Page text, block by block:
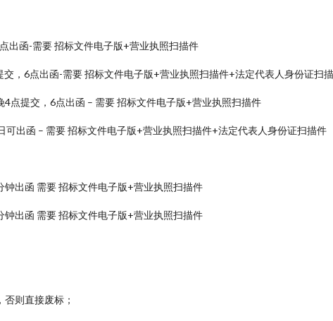
出函-需要 招标文件电子版+营业执照扫描件
，6点出函-需要 招标文件电子版+营业执照扫描件+法定代表人身份证扫
点提交，6点出函 – 需要 招标文件电子版+营业执照扫描件
出函 – 需要 招标文件电子版+营业执照扫描件+法定代表人身份证扫描件
出函 需要 招标文件电子版+营业执照扫描件
出函 需要 招标文件电子版+营业执照扫描件
则直接废标；